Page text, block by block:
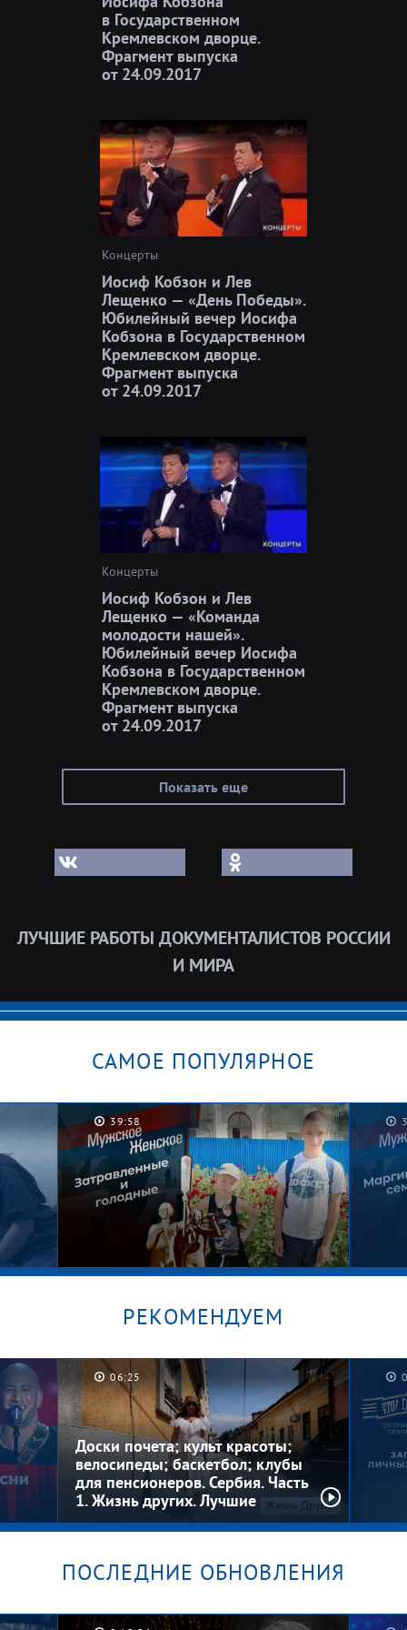
в Государственном
Кремлевском дворце.
Фрагмент выпуска
от 24.09.2017
Концерты
Иосиф Кобзон и Лев
Лещенко — «День Победы».
Юбилейный вечер Иосифа
Кобзона в Государственном
Кремлевском дворце.
Фрагмент выпуска
от 24.09.2017
Концерты
Иосиф Кобзон и Лев
Лещенко — «Команда
молодости нашей».
Юбилейный вечер Иосифа
Кобзона в Государственном
Кремлевском дворце.
Фрагмент выпуска
от 24.09.2017
Показать еще
ЛУЧШИЕ РАБОТЫ ДОКУМЕНТАЛИСТОВ РОССИИ
И МИРА
САМОЕ ПОПУЛЯРНОЕ
39:58
Котлеты на шкафу. Мужское /
Женское
РЕКОМЕНДУЕМ
06:25
Доски почета; культ красоты;
велосипеды; баскетбол; клубы
для пенсионеров. Сербия. Часть
1. Жизнь других. Лучшие
моменты
ПОСЛЕДНИЕ ОБНОВЛЕНИЯ